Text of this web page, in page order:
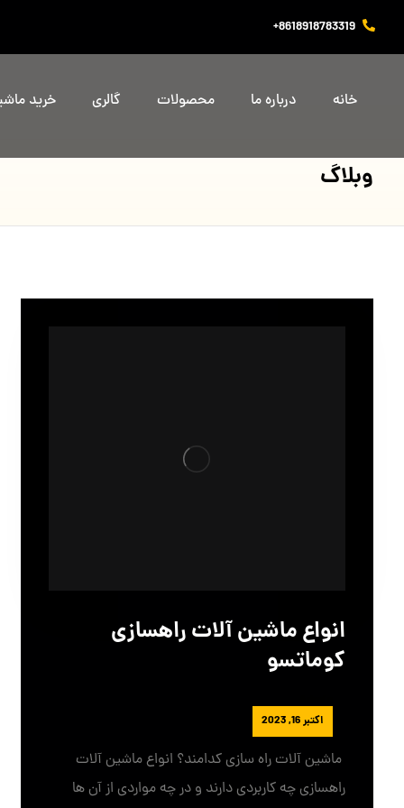
8618918783319+
خانه درباره ما محصولات گالری خرید
وبلاگ
انواع ماشین آلات راهسازی
کوماتسو
اکتبر 16, 2023
ماشین آلات راه سازی کدامند؟ انواع ماشین آلات
راهسازی چه کاربردی دارند و در چه مواردی از آن ها